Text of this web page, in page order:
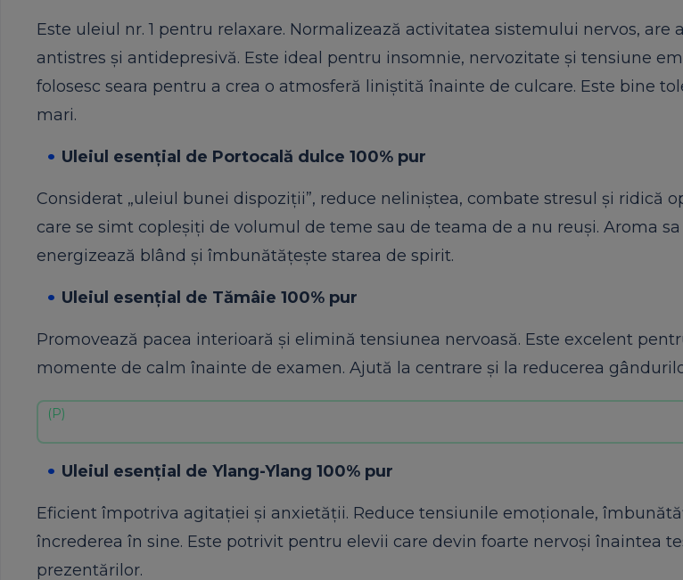
Este uleiul nr. 1 pentru relaxare. Normalizează activitatea sistemului nervos, are
antistres și antidepresivă. Este ideal pentru insomnie, nervozitate și tensiune
folosesc seara pentru a crea o atmosferă liniștită înainte de culcare. Este bine
mari.
Uleiul esențial de Portocală dulce 100% pur
Considerat „uleiul bunei dispoziții”, reduce neliniștea, combate stresul și ridică
care se simt copleșiți de volumul de teme sau de teama de a nu reuși. Aroma
energizează blând și îmbunătățește starea de spirit.
Uleiul esențial de Tămâie 100% pur
Promovează pacea interioară și elimină tensiunea nervoasă. Este excelent
momente de calm înainte de examen. Ajută la centrare și la reducerea
Uleiul esențial de Ylang-Ylang 100% pur
Eficient împotriva agitației și anxietății. Reduce tensiunile emoționale,
încrederea în sine. Este potrivit pentru elevii care devin foarte nervoși înaintea
prezentărilor.